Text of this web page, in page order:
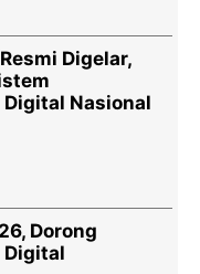
Digelar,
Nasional
Dorong
Digital